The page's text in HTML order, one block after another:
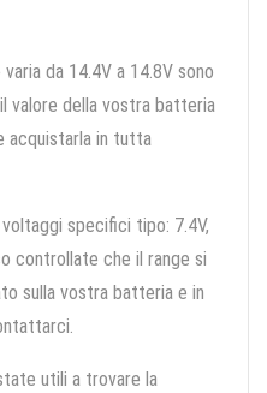
da 14.4V a 14.8V sono
valore della vostra batteria
acquistarla in tutta
specifici tipo: 7.4V,
controllate che il range si
sulla vostra batteria e in
utili a trovare la